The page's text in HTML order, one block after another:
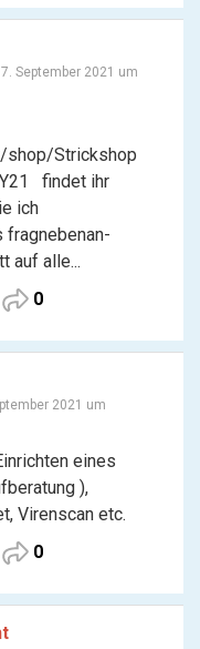
September 2021 um
shop/Strickshop
findet ihr
ich
auf alle...
0
2021 um
eines
),
Virenscan etc.
0